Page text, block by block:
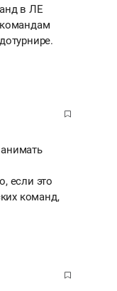
в ЛЕ
если это
команд,